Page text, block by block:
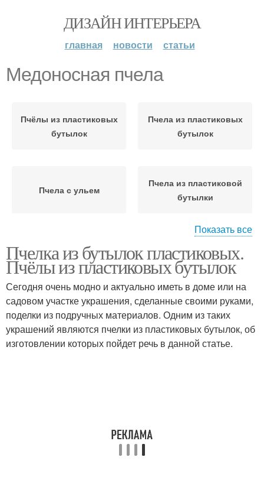
ДИЗАЙН ИНТЕРЬЕРА
главная новости статьи
Медоносная пчела
Пчёлы из пластиковых
бутылок
Пчела из пластиковых
бутылок
Пчела с ульем
Пчела из пластиковой
бутылки
Пчела в сотах Пчела к дню
Пчела из бутылок
Показать все
Пчелка из бутылок пластиковых.
Пчёлы из пластиковых бутылок
Сегодня очень модно и актуально иметь в доме или на
садовом участке украшения, сделанные своими руками,
поделки из подручных материалов. Одним из таких
украшений являются пчелки из пластиковых бутылок, об
изготовлении которых пойдет речь в данной статье.